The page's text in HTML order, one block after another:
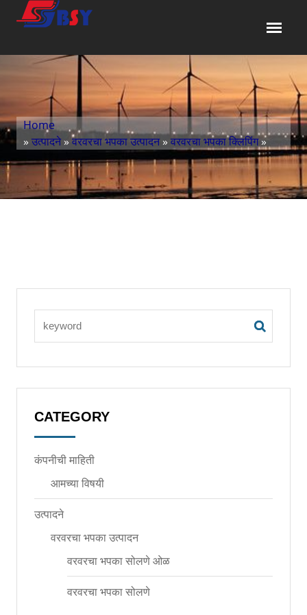
Home
» उत्पादने»वरवरचा भपका उत्पादन» वरवरचा भपका क्लिपिंग»
CATEGORY
कंपनीची माहिती
आमच्या विषयी
उत्पादने
वरवरचा भपका उत्पादन
वरवरचा भपका सोलणे ओळ
वरवरचा भपका सोलणे